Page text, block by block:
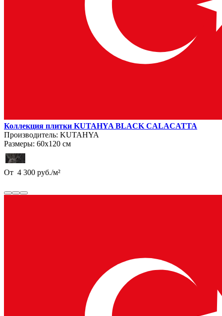
Коллекция плитки KUTAHYA BLACK CALACATTA
Производитель: KUTAHYA
Размеры: 60х120 см
От 4 300 руб./м²